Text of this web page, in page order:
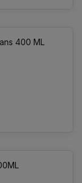
400 ML